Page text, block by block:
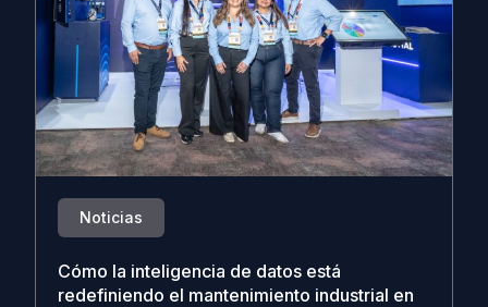
Noticias
Cómo la inteligencia de datos está
redefiniendo el mantenimiento industrial en